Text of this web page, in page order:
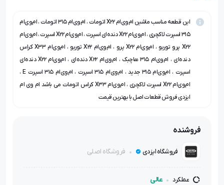
این قطعه مناسب ماشین ام‌وی‌ام X22 اتومات ، ام‌وی‌ام ۳۱۵ اتومات ، ام‌وی‌ام
۳۱۵ اسپرت لاکچری ، ام‌وی‌ام X22 دنده‌ای اسپرت ، ام‌وی‌ام X22 اسپرت ، ام‌وی‌ام
X22 پرو توربو ، ام‌وی‌ام X22 پرو ، ام‌وی‌ام X22 توربو ، ام‌وی‌ام X33 کراس
دنده‌ای ، ام‌وی‌ام ۳۱۵ هاچبک ، ام‌وی‌ام X22 دنده‌ای ، ام‌وی‌ام X22 دنده‌ای
اسپرت ، ام‌وی‌ام ۳۱۵ جدید ، ام‌وی‌ام ۳۱۵ اسپرت ، ام‌وی‌ام ۳۱۵ اسپرت E ،
ام‌وی‌ام X22 اسپرت لاکچری ، ام‌وی‌ام X33 کراس اتومات می باشد ام وی ام
ایزدی فروش قطعات اصل با بهترین قیمت
فروشنده
فروشگاه ایزدی فروشگاه اصلی
عملکرد عالی